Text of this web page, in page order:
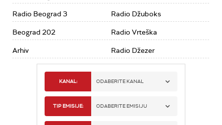
Radio Beograd 3
Beograd 202
Arhiv
Radio Džuboks
Radio Vrteška
Radio Džezer
KANAL: ODABERITE KANAL
RADIO BEOGRAD 1
TIP EMISIJE: ODABERITE EMISIJU